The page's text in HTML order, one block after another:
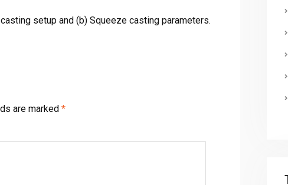
setup and (b) Squeeze casting parameters.
are marked *